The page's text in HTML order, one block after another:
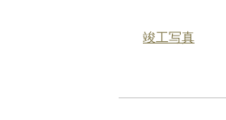
竣工写真